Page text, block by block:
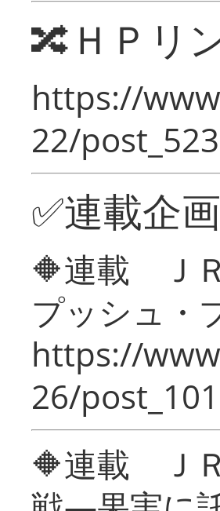
🔀ＨＰリ
https://
22/
✅連載企画
🔶連載 Ｊ
プッシュ・
https://
26/
🔶連載 Ｊ